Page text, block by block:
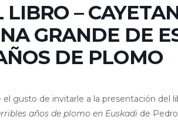
–
GRANDE DE
DE PLOMO
gusto de invitarle a la presentación del
años de plomo en Euskadi de